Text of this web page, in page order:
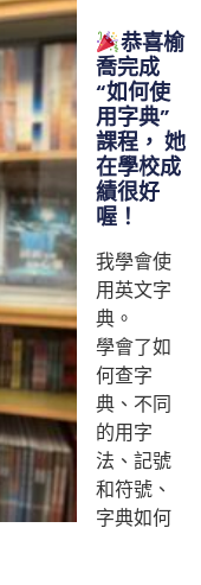
恭喜榆
喬完成
“如何使
用字典”
課程， 她
在學校成
績很好
喔！
我學會使
用英文字
典。
學會了如
何查字
典、不同
的用字
法、記號
和符號、
字典如何